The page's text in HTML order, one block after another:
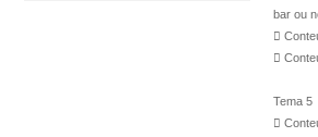
bar ou


Tema 5
